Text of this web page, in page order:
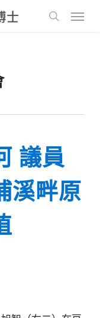
Menu
議員
溪畔原